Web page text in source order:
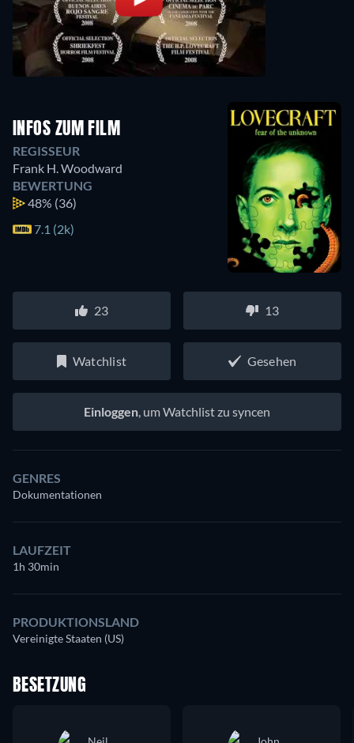
INFOS ZUM FILM
REGISSEUR
Frank H. Woodward
BEWERTUNG
48% (36)
7.1 (2k)
23 13
Watchlist Gesehen
Einloggen, um Watchlist zu syncen
GENRES
Dokumentationen
LAUFZEIT
1h 30min
PRODUKTIONSLAND
Vereinigte Staaten (US)
BESETZUNG